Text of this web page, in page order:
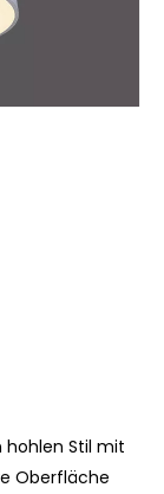
hohlen Stil mit
Oberfläche